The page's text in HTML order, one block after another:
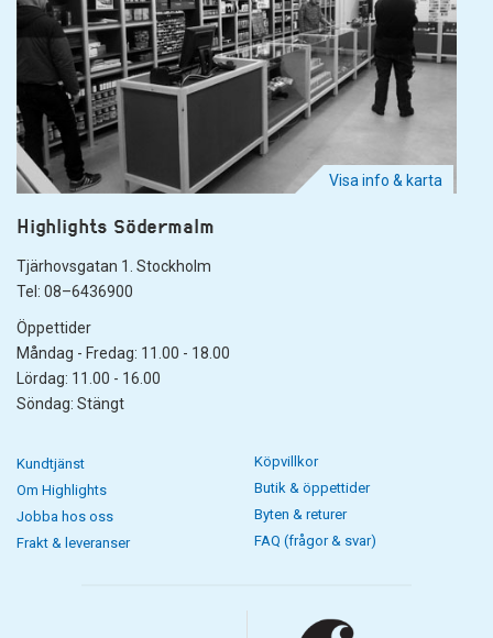
Visa info & karta
Highlights Södermalm
Tjärhovsgatan 1. Stockholm
Tel: 08–6436900
Öppettider
Måndag - Fredag: 11.00 - 18.00
Lördag: 11.00 - 16.00
Söndag: Stängt
Kundtjänst
Om Highlights
Jobba hos oss
Frakt & leveranser
Köpvillkor
Butik & öppettider
Byten & returer
FAQ (frågor & svar)